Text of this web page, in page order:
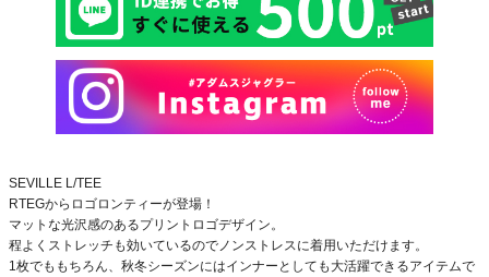
SEVILLE L/TEE
RTEGからロゴロンティーが登場！
マットな光沢感のあるプリントロゴデザイン。
程よくストレッチも効いているのでノンストレスに着用いただけます。
1枚でももちろん、秋冬シーズンにはインナーとしても大活躍できるアイテムで